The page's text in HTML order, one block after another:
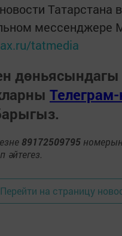
Татарстана в
мессенджере
tatmedia
дөньясындагы
89172509795
әйтегез.
Перейти на страницу